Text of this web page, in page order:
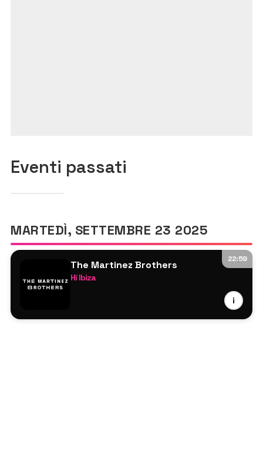
Eventi passati
MARTEDÌ, SETTEMBRE 23 2025
22:59
The Martinez Brothers
Hï Ibiza
i
Blas Cordero